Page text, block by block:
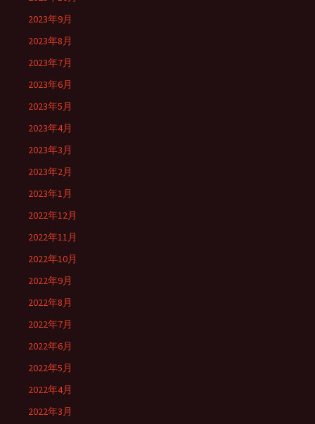
2023年9月
2023年8月
2023年7月
2023年6月
2023年5月
2023年4月
2023年3月
2023年2月
2023年1月
2022年12月
2022年11月
2022年10月
2022年9月
2022年8月
2022年7月
2022年6月
2022年5月
2022年4月
2022年3月